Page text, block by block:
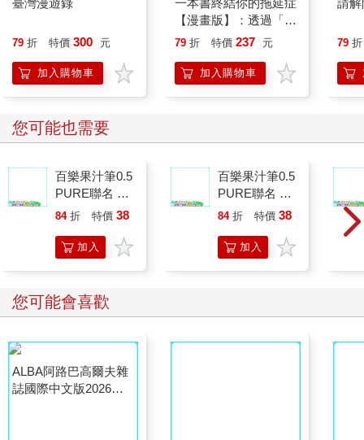
全不可能有絲毫抵觸的。那麼為什麼不同的瑞悉要創立不同的派
別？這是另一個題目，在我出版的《釋論》中已經簡要地交代過
自古以來，研讀《瑜伽經》的人，往往會把帕坦迦利所寫的經本
「經」的文字本身是讀不明白的。要讀明白就一定得：(1)懂得自
己傳承解經的規則，所以可以用經來解經，以及(2)加上補充的字
句來理清經句之間的脈絡關係。
威亞薩所寫的釋論本身，幾乎就是一部經。這也是所有瑞悉共同
的作風，他們總是言簡意賅。簡潔文字後面所蘊藏的訊息量極
大，只有已經證悟之人才能完全理解。因此，後世就有必要為威
亞薩的釋論而做釋論，然後又有為這些釋論再做解釋的種種註
釋，有人收集種種釋論、註釋而成的集註等等。
我的那套《釋論》，在寫作的時候是把所有收集到的梵文釋論
點，融合不同的觀點。最後的產物是將一切有助於我們理解經文
的觀點和註解，都放在同一句經的正文之後。
印度傳統中有種所謂的「考證」的學問，那是一種特殊的學院式
臺灣漫遊錄
79 折 特價 300 元
加入購物車
一本書終結你的拖延症
【漫畫版】：透過「小
行動」打開大腦的行動
「行動派」的37個科
學方法
79 折 特價 237 元
加入購物車
請解
79 折
您可能也需要
百樂果汁筆0.5
PURE聯名 檸
檬(限量)
84 折 特價 38
加入
百樂果汁筆0.5
PURE聯名 麝
香葡萄(限量)
84 折 特價 38
加入
您可能會喜歡